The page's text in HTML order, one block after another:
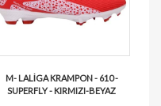
M- LALİGA KRAMPON - 610 -
SUPERFLY - KIRMIZI-BEYAZ